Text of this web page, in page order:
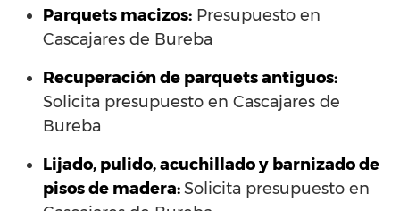
Parquets macizos: Presupuesto en
Cascajares de Bureba
Recuperación de parquets antiguos:
Solicita presupuesto en Cascajares de
Bureba
Lijado, pulido, acuchillado y barnizado de
pisos de madera:Solicita presupuesto en